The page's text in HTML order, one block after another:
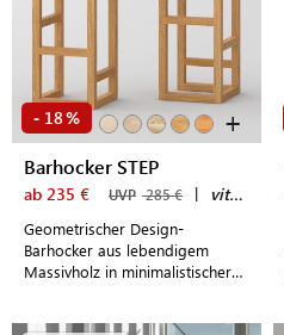
- 18% +
Barhocker STEP
ab 235 € UVP 285 € | vitamin design
Geometrischer Design-
Barhocker aus lebendigem
Massivholz in minimalistischer